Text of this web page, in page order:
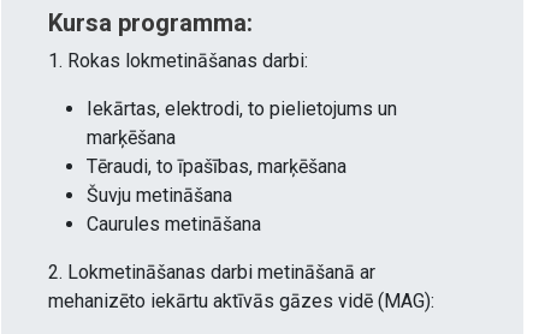
Kursa programma:
1. Rokas lokmetināšanas darbi:
Iekārtas, elektrodi, to pielietojums un
marķēšana
Tēraudi, to īpašības, marķēšana
Šuvju metināšana
Caurules metināšana
2. Lokmetināšanas darbi metināšanā ar
mehanizēto iekārtu aktīvās gāzes vidē (MAG):